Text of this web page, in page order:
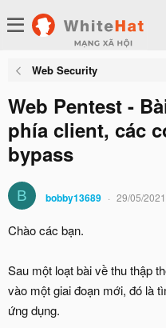
Web Security
Web Pentest -
phía client, các
bypass
B bobby13689 29/05/2021
Chào các bạn.
Sau một loạt bài về thu thập
vào một giai đoạn mới, đó là
ứng dụng.